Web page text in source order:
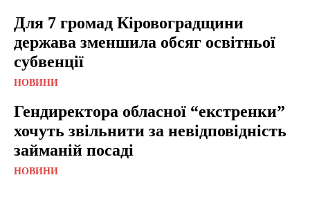
Для 7 громад Кіровоградщини
держава зменшила обсяг освітньої
субвенції
НОВИНИ
Гендиректора обласної “екстренки”
хочуть звільнити за невідповідність
займаній посаді
НОВИНИ